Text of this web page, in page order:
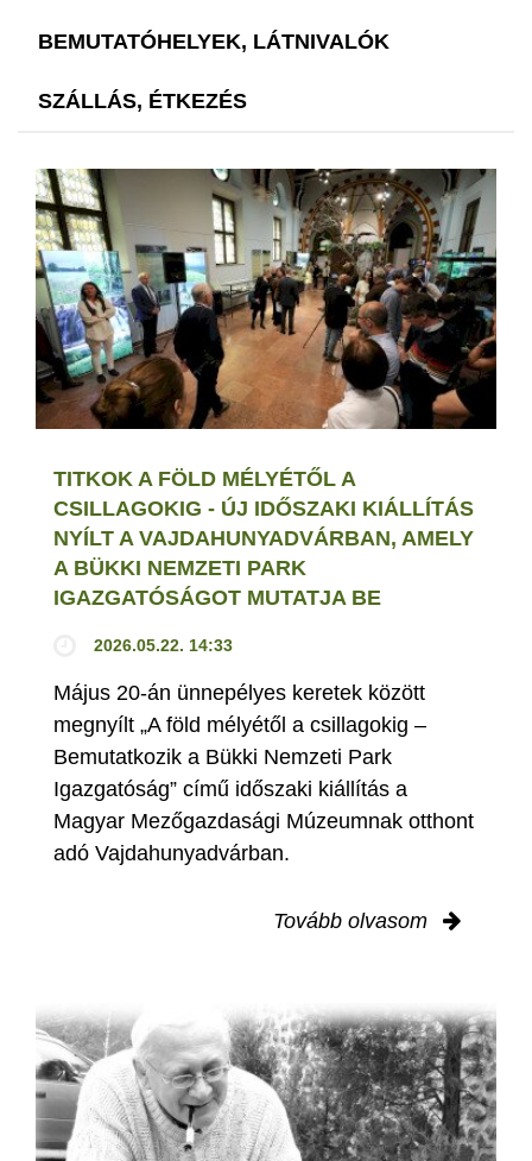
BEMUTATÓHELYEK, LÁTNIVALÓK
SZÁLLÁS, ÉTKEZÉS
TITKOK A FÖLD MÉLYÉTŐL A
CSILLAGOKIG - ÚJ IDŐSZAKI KIÁLLÍTÁS
NYÍLT A VAJDAHUNYADVÁRBAN, AMELY
A BÜKKI NEMZETI PARK
IGAZGATÓSÁGOT MUTATJA BE
2026.05.22. 14:33
Május 20-án ünnepélyes keretek között
megnyílt „A föld mélyétől a csillagokig –
Bemutatkozik a Bükki Nemzeti Park
Igazgatóság” című időszaki kiállítás a
Magyar Mezőgazdasági Múzeumnak otthont
adó Vajdahunyadvárban.
Tovább olvasom